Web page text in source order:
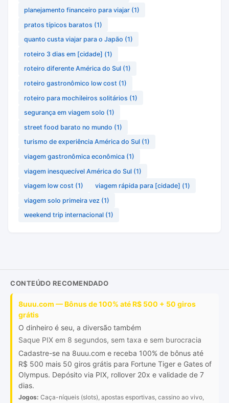
planejamento financeiro para viajar (1)
pratos típicos baratos (1)
quanto custa viajar para o Japão (1)
roteiro 3 dias em [cidade] (1)
roteiro diferente América do Sul (1)
roteiro gastronômico low cost (1)
roteiro para mochileiros solitários (1)
segurança em viagem solo (1)
street food barato no mundo (1)
turismo de experiência América do Sul (1)
viagem gastronômica econômica (1)
viagem inesquecível América do Sul (1)
viagem low cost (1) viagem rápida para [cidade] (1)
viagem solo primeira vez (1)
weekend trip internacional (1)
CONTEÚDO RECOMENDADO
8uuu.com — Bônus de 100% até R$ 500 + 50 giros
grátis
O dinheiro é seu, a diversão também
Saque PIX em 8 segundos, sem taxa e sem burocracia
Cadastre-se na 8uuu.com e receba 100% de bônus até
R$ 500 mais 50 giros grátis para Fortune Tiger e Gates of
Olympus. Depósito via PIX, rollover 20x e validade de 7
dias.
Jogos: Caça-níqueis (slots), apostas esportivas, cassino ao vivo,